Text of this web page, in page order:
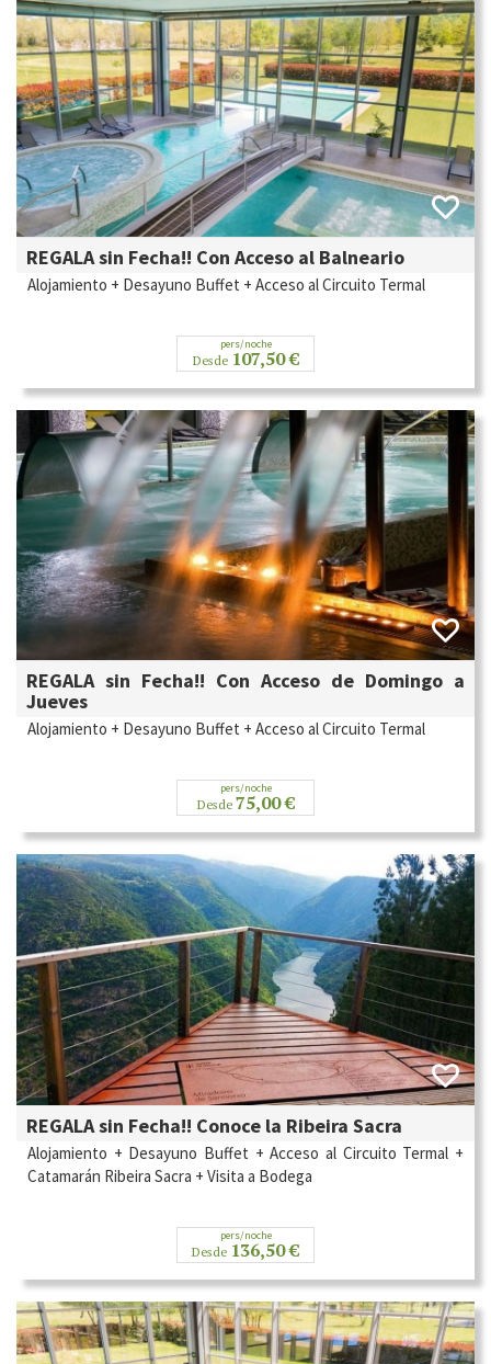
REGALA sin Fecha!! Con Acceso al Balneario
Alojamiento + Desayuno Buffet + Acceso al Circuito Termal
pers/noche
Desde 107,50 €
REGALA sin Fecha!! Con Acceso de Domingo a
Jueves
Alojamiento + Desayuno Buffet + Acceso al Circuito Termal
pers/noche
Desde 75,00 €
REGALA sin Fecha!! Conoce la Ribeira Sacra
Alojamiento + Desayuno Buffet + Acceso al Circuito Termal +
Catamarán Ribeira Sacra + Visita a Bodega
pers/noche
Desde 136,50 €